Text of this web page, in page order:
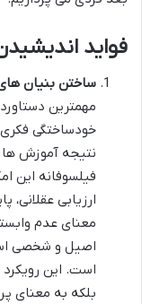
فواید
ساختن بنیان
مهمترین
خودساختگی فکری
نتیجه آموزش ها
فیلسوفانه این
ارزیابی
معنای عدم
اصیل و شخصی
است. این رویکرد
بلکه به معنای